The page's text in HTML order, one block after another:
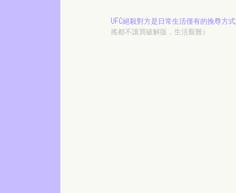
UFC絕殺對方是日常生活僅有的挽尊方
搖都不讓買破解版，生活艱難）